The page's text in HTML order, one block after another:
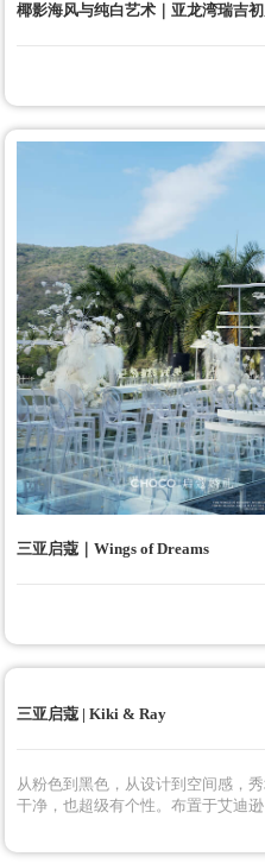
椰影海风与纯白艺术｜亚龙湾瑞吉
三亚启蔻｜Wings of Dreams
三亚启蔻 | Kiki & Ray
从粉色到黑色，从设计到空间感，
干净，也超级有个性。布置于艾迪逊